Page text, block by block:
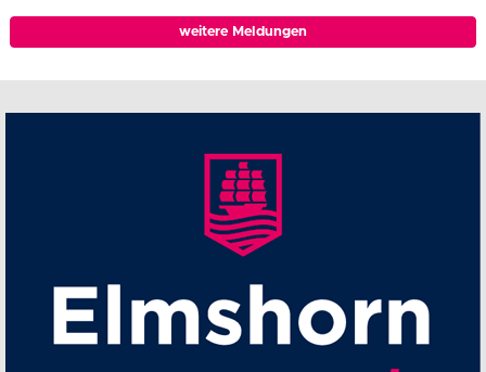
weitere Meldungen